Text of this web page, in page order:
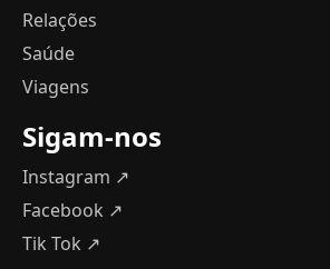
Relações
Saúde
Viagens
Sigam-nos
Instagram ↗
Facebook ↗
Tik Tok ↗